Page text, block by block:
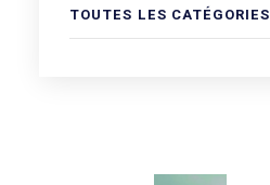
TOUTES LES CATÉGORIES